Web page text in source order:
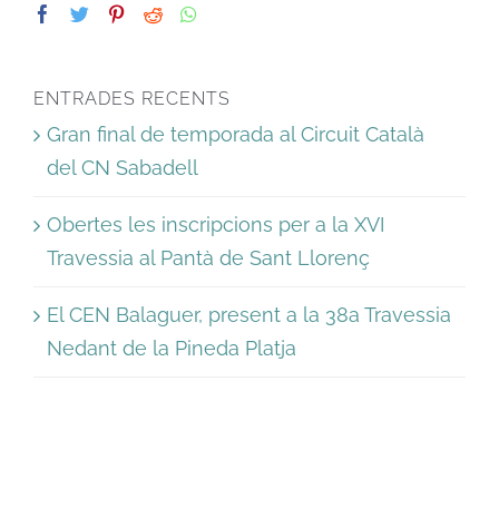
ENTRADES RECENTS
Gran final de temporada al Circuit Català
del CN Sabadell
Obertes les inscripcions per a la XVI
Travessia al Pantà de Sant Llorenç
El CEN Balaguer, present a la 38a Travessia
Nedant de la Pineda Platja